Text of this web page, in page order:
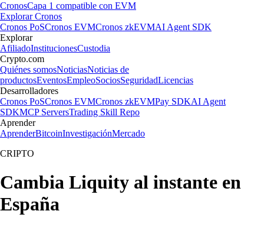
CronosCapa 1 compatible con EVM
Explorar Cronos
Cronos PoSCronos EVMCronos zkEVMAI Agent SDK
Explorar
AfiliadoInstitucionesCustodia
Crypto.com
Quiénes somosNoticiasNoticias de
productosEventosEmpleoSociosSeguridadLicencias
Desarrolladores
Cronos PoSCronos EVMCronos zkEVMPay SDKAI Agent
SDKMCP ServersTrading Skill Repo
Aprender
AprenderBitcoinInvestigaciónMercado
CRIPTO
Cambia Liquity al instante en
España